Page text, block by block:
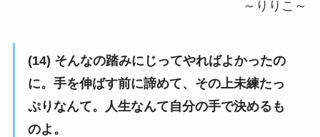
～りりこ～
(14) そんなの踏みにじってやればよかったの
に。手を伸ばす前に諦めて、その上未練たっ
ぷりなんて。人生なんて自分の手で決めるも
のよ。